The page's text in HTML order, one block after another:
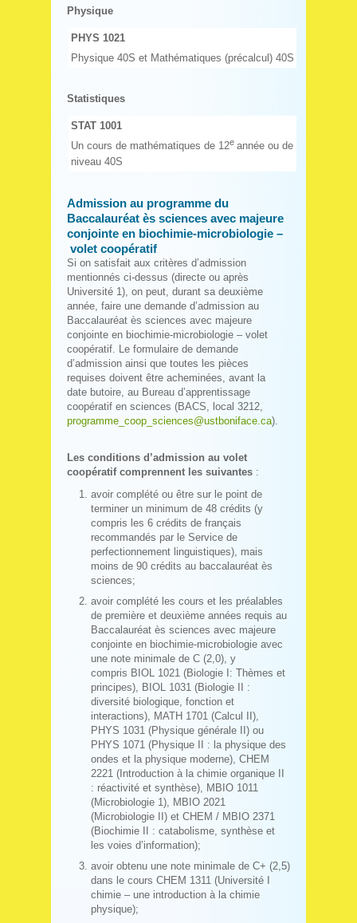
Physique
PHYS 1021
Physique 40S et Mathématiques (précalcul) 40S
Statistiques
STAT 1001
Un cours de mathématiques de 12e année ou de
niveau 40S
Admission au programme du
Baccalauréat ès sciences avec majeure
conjointe en biochimie-microbiologie –
volet coopératif
Si on satisfait aux critères d’admission
mentionnés ci-dessus (directe ou après
Université 1), on peut, durant sa deuxième
année, faire une demande d’admission au
Baccalauréat ès sciences avec majeure
conjointe en biochimie-microbiologie – volet
coopératif. Le formulaire de demande
d’admission ainsi que toutes les pièces
requises doivent être acheminées, avant la
date butoire, au Bureau d’apprentissage
coopératif en sciences (BACS, local 3212,
programme_coop_sciences@ustboniface.ca).
Les conditions d’admission au volet
coopératif comprennent les suivantes :
avoir complété ou être sur le point de
terminer un minimum de 48 crédits (y
compris les 6 crédits de français
recommandés par le Service de
perfectionnement linguistiques), mais
moins de 90 crédits au baccalauréat ès
sciences;
avoir complété les cours et les préalables
de première et deuxième années requis au
Baccalauréat ès sciences avec majeure
conjointe en biochimie-microbiologie avec
une note minimale de C (2,0), y
compris BIOL 1021 (Biologie I: Thèmes et
principes), BIOL 1031 (Biologie II :
diversité biologique, fonction et
interactions), MATH 1701 (Calcul II),
PHYS 1031 (Physique générale II) ou
PHYS 1071 (Physique II : la physique des
ondes et la physique moderne), CHEM
2221 (Introduction à la chimie organique II
: réactivité et synthèse), MBIO 1011
(Microbiologie 1), MBIO 2021
(Microbiologie II) et CHEM / MBIO 2371
(Biochimie II : catabolisme, synthèse et
les voies d’information);
avoir obtenu une note minimale de C+ (2,5)
dans le cours CHEM 1311 (Université I
chimie – une introduction à la chimie
physique);